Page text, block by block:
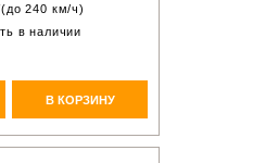
240 км/ч)
в наличии
В КОРЗИНУ